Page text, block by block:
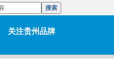
搜索
关注贵州品牌